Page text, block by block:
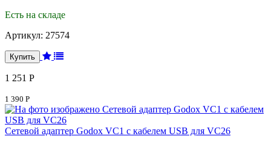
Есть на складе
Артикул: 27574
1 251 Р
1 390 Р
Сетевой адаптер Godox VC1 с кабелем USB для VC26